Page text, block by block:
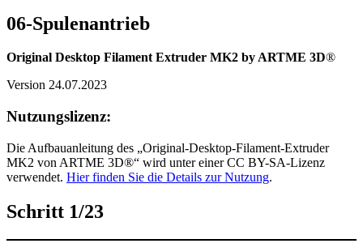
06-Spulenantrieb
Original Desktop Filament Extruder MK2 by ARTME 3D®
Version 24.07.2023
Nutzungslizenz:
Die Aufbauanleitung des „Original-Desktop-Filament-Extruder
MK2 von ARTME 3D®“ wird unter einer CC BY-SA-Lizenz
verwendet. Hier finden Sie die Details zur Nutzung.
Schritt 1/23